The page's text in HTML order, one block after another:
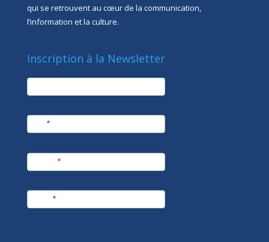
qui se retrouvent au cœur de la communication,
l’information et la culture.
Inscription à la Newsletter
newsletter
*
*
*